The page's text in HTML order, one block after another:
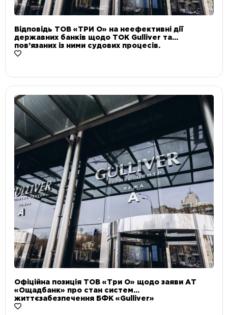
Відповідь ТОВ «ТРИ О» на неефективні дії
державних банків щодо ТОК Gulliver та
пов’язаних із ними судових процесів.
Офіційна позиція ТОВ «Три О» щодо заяви АТ
«Ощадбанк» про стан систем
життєзабезпечення БФК «Gulliver»